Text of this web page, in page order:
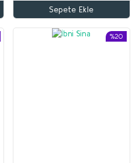
Sepete Ekle
%20